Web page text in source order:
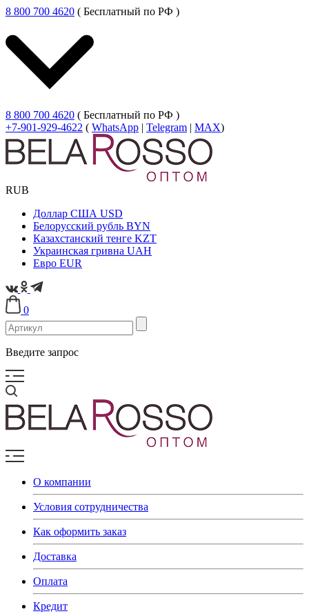
8 800 700 4620 ( Бесплатный по РФ )
8 800 700 4620 ( Бесплатный по РФ )
+7-901-929-4622 ( WhatsApp | Telegram | MAX)
RUB
Доллар США USD
Белорусский рубль BYN
Казахстанский тенге KZT
Украинская гривна UAH
Евро EUR
0
Введите запрос
О компании
Условия сотрудничества
Как оформить заказ
Доставка
Оплата
Кредит